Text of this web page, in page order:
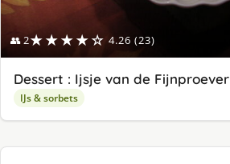
👥 2★★★★☆ 4.26 (23)
Dessert : Ijsje van de Fijnproever
IJs & sorbets